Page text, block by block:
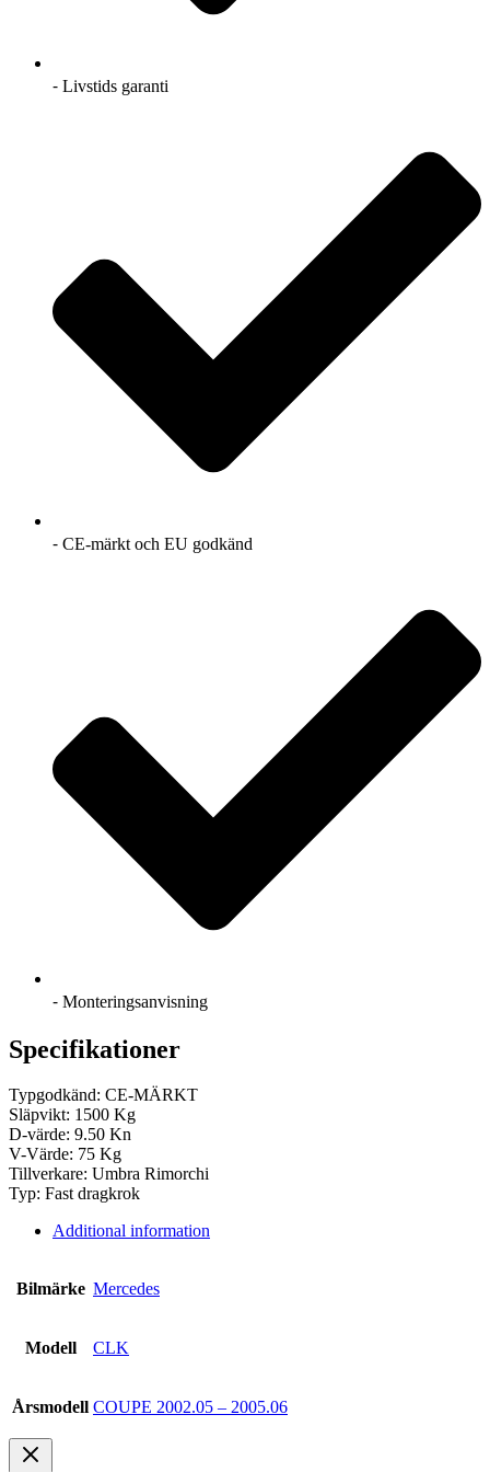
⁃ Livstids garanti
⁃ CE-märkt och EU godkänd
⁃ Monteringsanvisning
Specifikationer
Typgodkänd: CE-MÄRKT
Släpvikt: 1500 Kg
D-värde: 9.50 Kn
V-Värde: 75 Kg
Tillverkare: Umbra Rimorchi
Typ: Fast dragkrok
Additional information
Bilmärke Mercedes
Modell CLK
Årsmodell COUPE 2002.05 – 2005.06